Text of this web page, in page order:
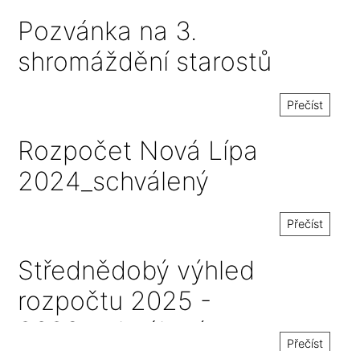
Pozvánka na 3.
shromáždění starostů
Přečíst
Rozpočet Nová Lípa
2024_schválený
Přečíst
Střednědobý výhled
rozpočtu 2025 -
2029_schválený
Přečíst